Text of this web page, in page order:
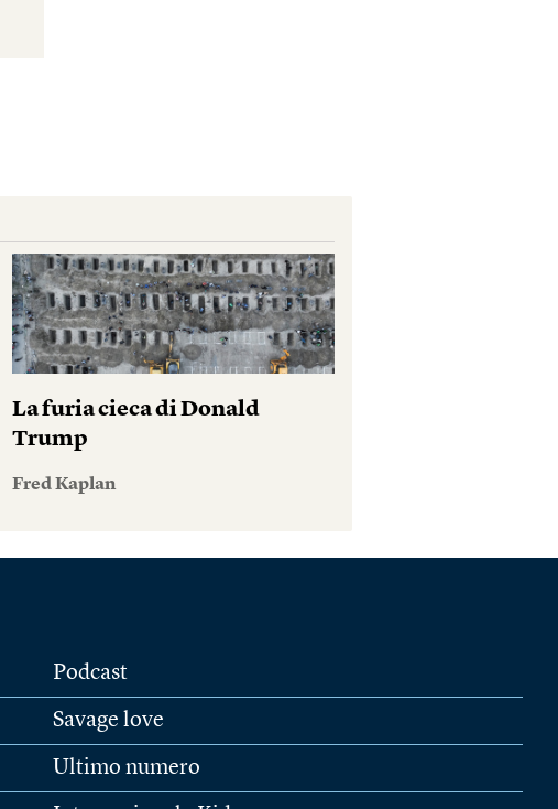
La furia cieca di Donald
Trump
Fred Kaplan
Podcast
Savage love
Ultimo numero